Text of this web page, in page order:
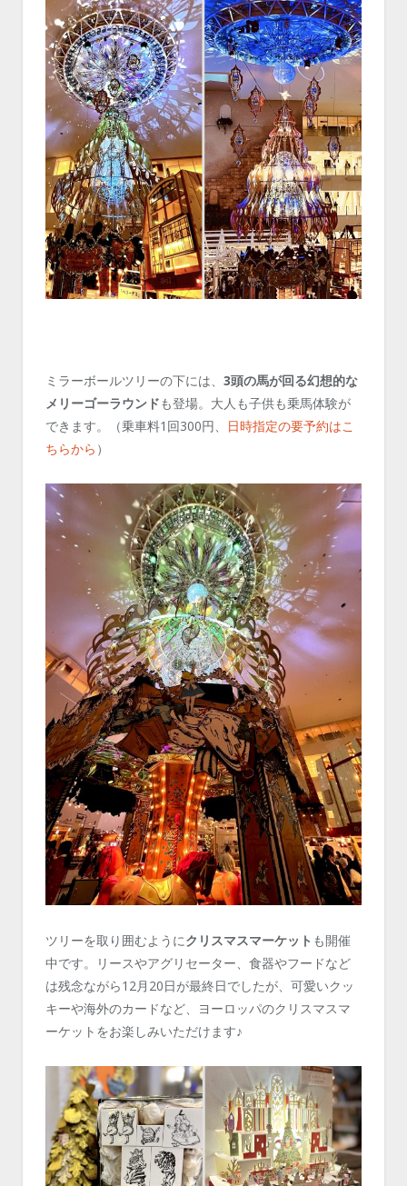
ミラーボールツリーの下には、 3頭の馬が回る幻想的な
メリーゴーラウンドも登場。大人も子供も乗馬体験が
できます。（乗車料1回300円、
日時指定の要予約はこ
ちらから ）
ツリーを取り囲むようにクリスマスマーケット も開催
中です。リースやアグリセーター、食器やフードなど
は残念ながら12月20日が最終日でしたが、可愛いクッ
キーや海外のカードなど、ヨーロッパのクリスマスマ
ーケットをお楽しみいただけます♪